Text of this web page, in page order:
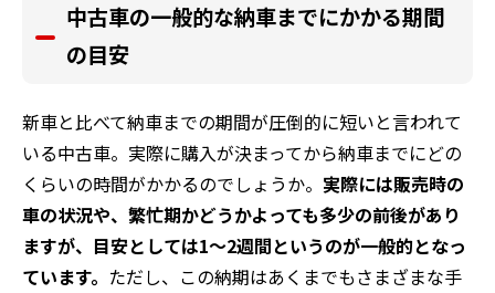
中古車の一般的な納車までにかかる期間
の目安
新車と比べて納車までの期間が圧倒的に短いと言われて
いる中古車。実際に購入が決まってから納車までにどの
くらいの時間がかかるのでしょうか。 実際には販売時の
車の状況や、繁忙期かどうかよっても多少の前後があり
ますが、目安としては1～2週間というのが一般的となっ
ています。 ただし、この納期はあくまでもさまざまな手